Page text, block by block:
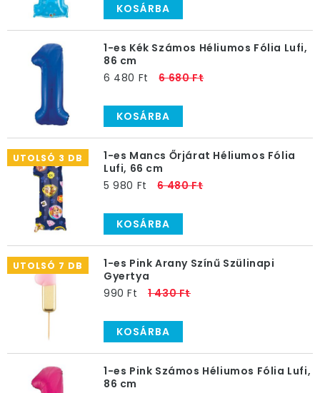
KOSÁRBA
1-es Kék Számos Héliumos Fólia Lufi,
86 cm
6 480 Ft
6 680 Ft
KOSÁRBA
UTOLSÓ 3 DB
1-es Mancs Őrjárat Héliumos Fólia
Lufi, 66 cm
5 980 Ft
6 480 Ft
KOSÁRBA
UTOLSÓ 7 DB
1-es Pink Arany Színű Szülinapi
Gyertya
990 Ft
1 430 Ft
KOSÁRBA
1-es Pink Számos Héliumos Fólia Lufi,
86 cm